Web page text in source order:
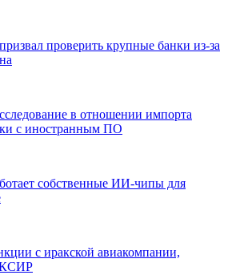
проверить крупные банки из-за
в отношении импорта
с иностранным ПО
собственные ИИ-чипы для
с иракской авиакомпании,
КСИР